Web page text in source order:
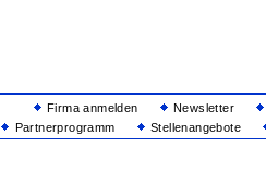
Firma anmelden
Newsletter
Partnerprogramm
Stellenangebote